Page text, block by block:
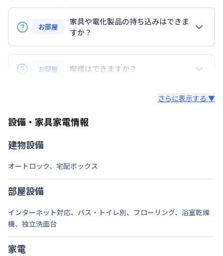
定員
2名
駐車場
次回更新日
お部屋
家具や電化製品の持ち込みはできま
すか？
お持ち込みいただけます。
ただし、標準設備として部屋に備え付けの家具・家電
以外の扱いについては当社では責任を負いかねます。
また、お持ち込みいただいた家具や家電はご退去時に
お部屋 喫煙はできますか？
さらに表示する ▼
設備・家具家電情報
建物設備
オートロック、 宅配ボックス
部屋設備
インターネット対応、 バス・トイレ別、 フローリング、 浴室乾燥
機、 独立洗面台
家電